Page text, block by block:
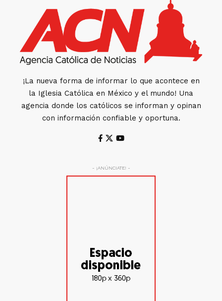
¡La nueva forma de informar lo que acontece en
la Iglesia Católica en México y el mundo! Una
agencia donde los católicos se informan y opinan
con información confiable y oportuna.
- ¡ANÚNCIATE! -